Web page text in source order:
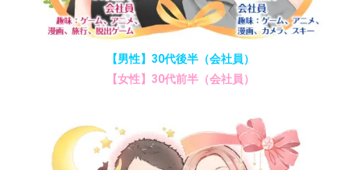
【男性】30代後半（会社員）
【女性】30代前半（会社員）